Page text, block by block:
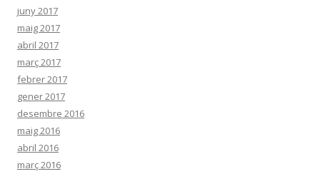
juny 2017
maig 2017
abril 2017
març 2017
febrer 2017
gener 2017
desembre 2016
maig 2016
abril 2016
març 2016